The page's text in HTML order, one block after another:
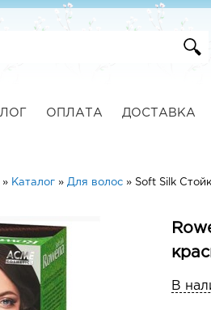
ОПЛАТА ДОСТАВКА
Каталог» Для волос» Soft Silk
В